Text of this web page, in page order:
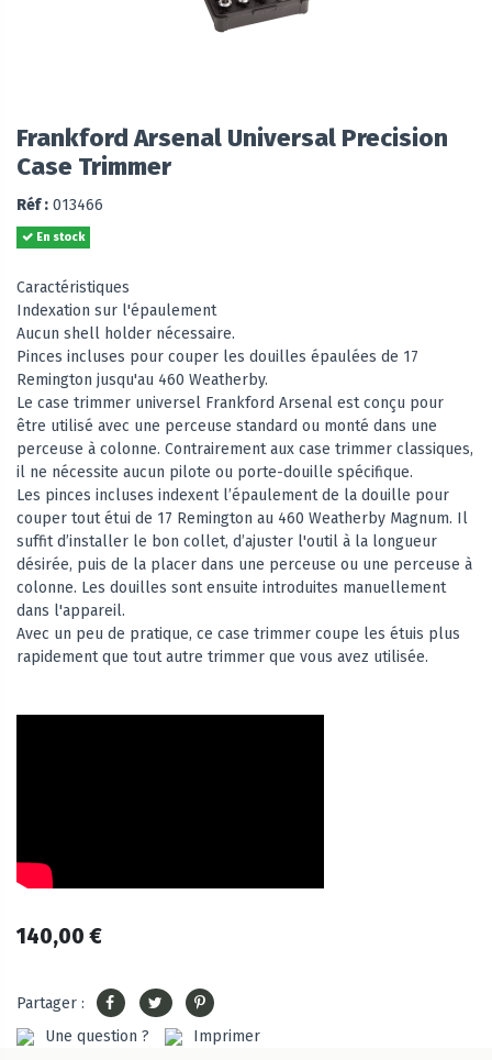
Frankford Arsenal Universal Precision
Case Trimmer
Réf : 013466
En stock
Caractéristiques
Indexation sur l'épaulement
Aucun shell holder nécessaire.
Pinces incluses pour couper les douilles épaulées de 17
Remington jusqu'au 460 Weatherby.
Le case trimmer universel Frankford Arsenal est conçu pour
être utilisé avec une perceuse standard ou monté dans une
perceuse à colonne. Contrairement aux case trimmer classiques,
il ne nécessite aucun pilote ou porte-douille spécifique.
Les pinces incluses indexent l’épaulement de la douille pour
couper tout étui de 17 Remington au 460 Weatherby Magnum. Il
suffit d’installer le bon collet, d’ajuster l'outil à la longueur
désirée, puis de la placer dans une perceuse ou une perceuse à
colonne. Les douilles sont ensuite introduites manuellement
dans l'appareil.
Avec un peu de pratique, ce case trimmer coupe les étuis plus
rapidement que tout autre trimmer que vous avez utilisée.
140,00 €
Partager :
Une question ?
Imprimer